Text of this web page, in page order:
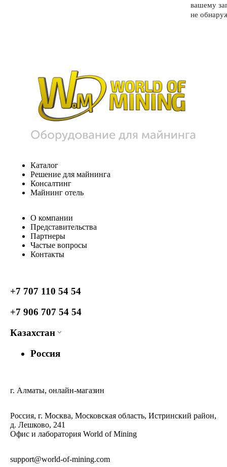
вашему
не
Каталог
Решение для майнинга
Консалтинг
Майнинг отель
О компании
Представительства
Партнеры
Частые вопросы
Контакты
+7 707 110 54 54
+7 906 707 54 54
Казахстан
Россия
г. Алматы, онлайн-магазин
Россия, г. Москва, Московская область, Истринский район,
д. Лешково, 241
Офис и лаборатория World of Mining
support@world-of-mining.com